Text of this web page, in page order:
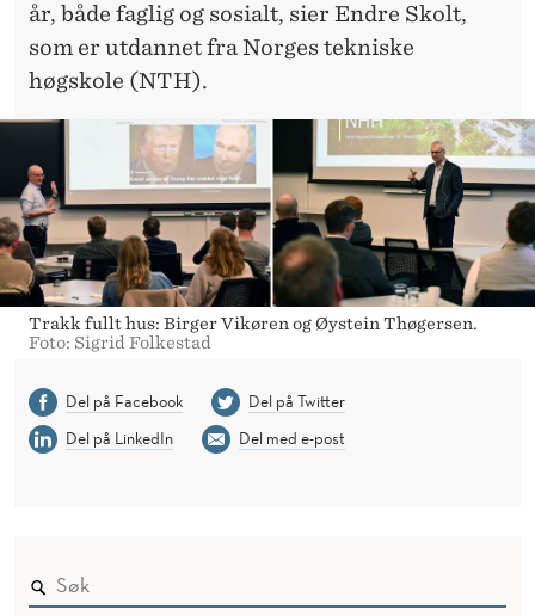
år, både faglig og sosialt, sier Endre Skolt,
som er utdannet fra Norges tekniske
høgskole (NTH).
Trakk fullt hus: Birger Vikøren og Øystein Thøgersen.
Foto: Sigrid Folkestad
Del på Facebook
Del på Twitter
Del på LinkedIn
Del med e-post